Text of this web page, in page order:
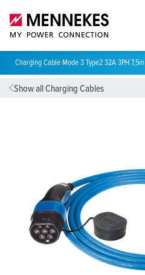
Charging Cable Mode 3 Type2 32A 3PH 7,5m
Show all Charging Cables